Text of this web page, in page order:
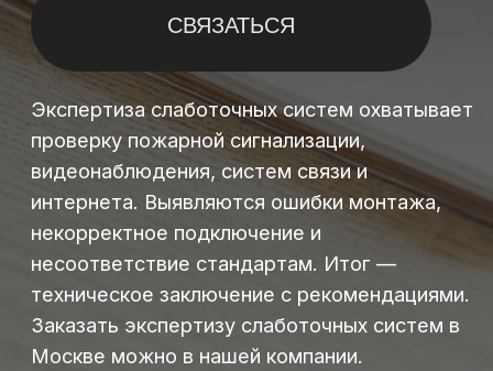
несоответствие стандартам. Итог —
техническое заключение с рекомендациями.
Заказать экспертизу слаботочных систем в
Москве можно в нашей компании.
ЧТО ВХОДИТ В